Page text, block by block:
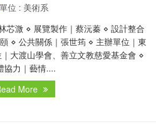
單位 : 美術系
芯溦 ⋄ 展覽製作｜蔡沅蓁 ⋄ 設計整合
⋄ 公共關係｜張世筠 ⋄ 主辦單位｜東
大渡山學會、善立文教慈愛基金會 ⋄
協力｜藝情....
More